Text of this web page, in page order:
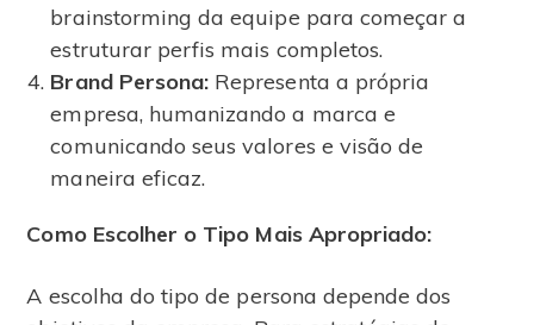
brainstorming da equipe para começar a
estruturar perfis mais completos.
Brand Persona: Representa a própria
empresa, humanizando a marca e
comunicando seus valores e visão de
maneira eficaz.
Como Escolher o Tipo Mais Apropriado:
A escolha do tipo de persona depende dos